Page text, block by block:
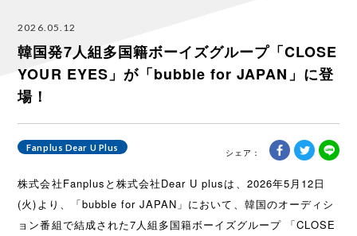
2026.05.12
韓国発7人組多国籍ボーイズグループ「CLOSE
YOUR EYES」が「bubble for JAPAN」に登
場！
Fanplus Dear U Plus
株式会社Fanplusと株式会社Dear U plusは、2026年5月12日
(火)より、「bubble for JAPAN」において、韓国のオーディシ
ョン番組で結成された7人組多国籍ボーイズグループ 「CLOSE